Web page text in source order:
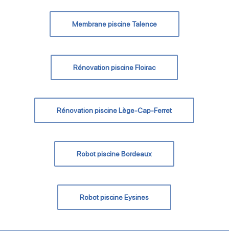
Membrane piscine Talence
Rénovation piscine Floirac
Rénovation piscine Lège-Cap-Ferret
Robot piscine Bordeaux
Robot piscine Eysines